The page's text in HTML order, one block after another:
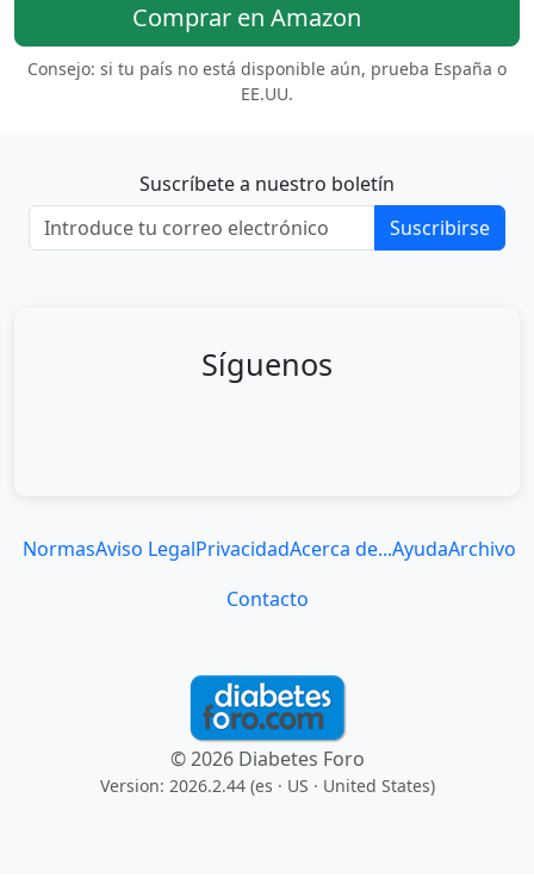
Comprar en Amazon
Consejo: si tu país no está disponible aún, prueba España o
EE.UU.
Suscríbete a nuestro boletín
Suscribirse
Síguenos
NormasAviso LegalPrivacidadAcerca de...AyudaArchivo
Contacto
© 2026 Diabetes Foro
Version: 2026.2.44 (es · US · United States)